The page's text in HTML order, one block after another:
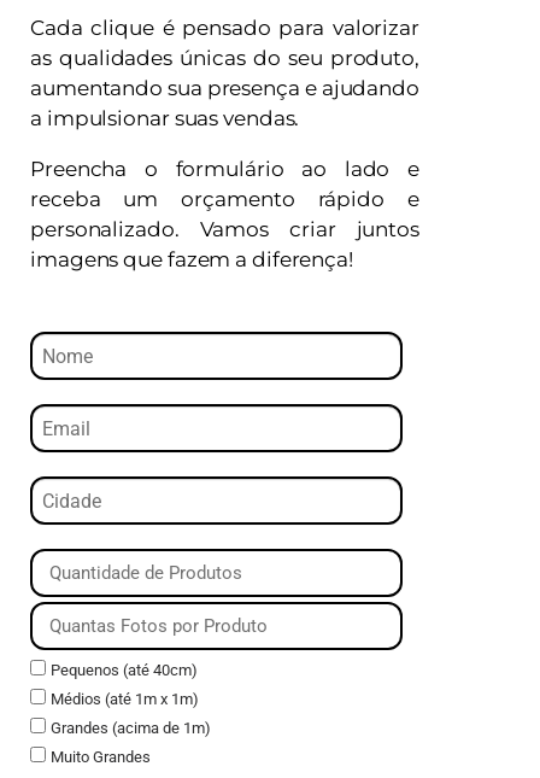
Cada clique é pensado para valorizar
as qualidades únicas do seu produto,
aumentando sua presença e ajudando
a impulsionar suas vendas.
Preencha o formulário ao lado e
receba um orçamento rápido e
personalizado. Vamos criar juntos
imagens que fazem a diferença!
Pequenos (até 40cm)
Médios (até 1m x 1m)
Grandes (acima de 1m)
Muito Grandes